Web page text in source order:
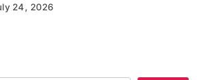
24, 2026